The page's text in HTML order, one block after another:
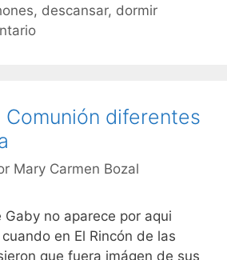
sobrepeso?
, descansar, dormir
Comunión diferentes
Mary Carmen Bozal
Gaby no aparece por aqui
en El Rincón de las
que fuera imágen de sus